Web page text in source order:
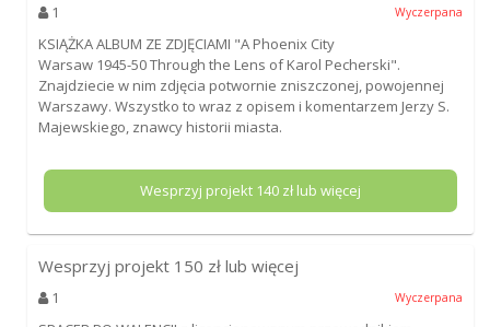
1 Wyczerpana
KSIĄŻKA ALBUM ZE ZDJĘCIAMI "A Phoenix City
Warsaw 1945-50 Through the Lens of Karol Pecherski".
Znajdziecie w nim zdjęcia potwornie zniszczonej, powojennej
Warszawy. Wszystko to wraz z opisem i komentarzem Jerzy S.
Majewskiego, znawcy historii miasta.
Wesprzyj projekt 140zł lub więcej
Wesprzyj projekt 150 zł lub więcej
1 Wyczerpana